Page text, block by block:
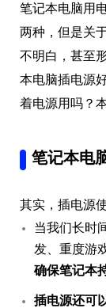
笔记本电脑用
两种，但是关
不明白，甚至
本电脑插电源
着电源用吗？
笔记本电
其实，插电源
当我们长时
发、重度游
确保笔记本
插电源还可